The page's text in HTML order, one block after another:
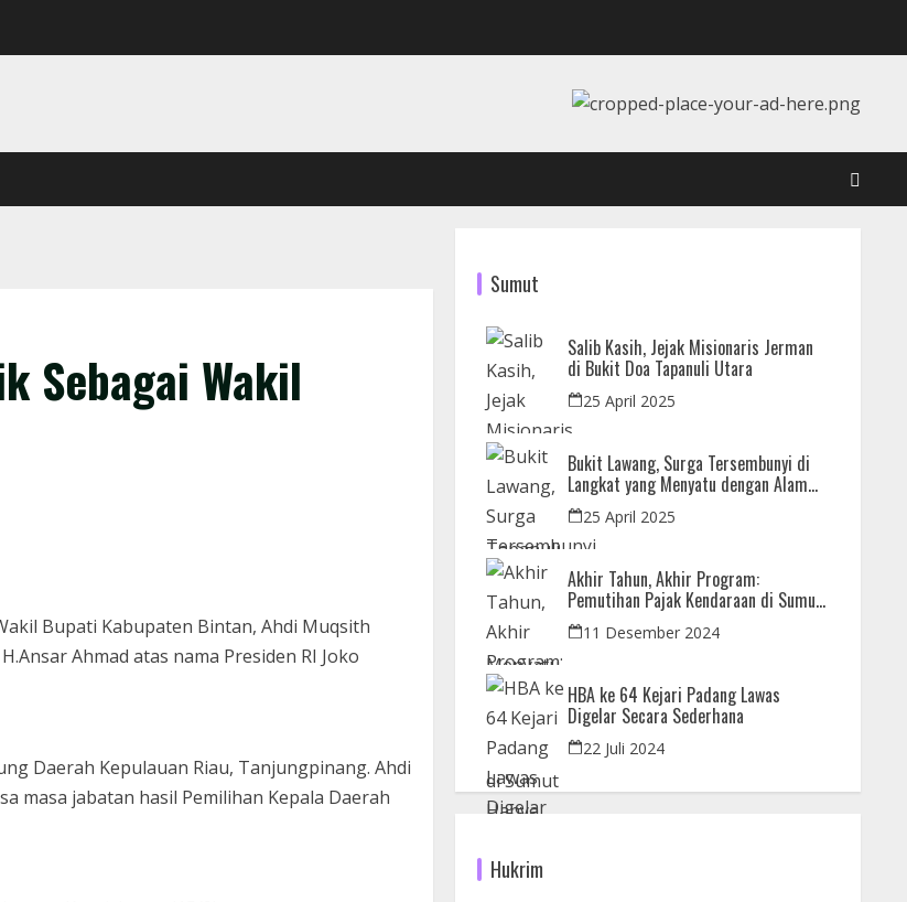
Sebagai Wakil
Bupati Kabupaten Bintan, Ahdi Muqsith
Ahmad atas nama Presiden RI Joko
Daerah Kepulauan Riau, Tanjungpinang. Ahdi
masa jabatan hasil Pemilihan Kepala Daerah
Sumut
Salib Kasih, Jejak Misionaris Jerman
di Bukit Doa Tapanuli Utara
25 April 2025
Bukit Lawang, Surga Tersembunyi di
Langkat yang Menyatu dengan Alam
dan Orangutan
25 April 2025
Akhir Tahun, Akhir Program:
Pemutihan Pajak Kendaraan di Sumut
Hanya Sampai 31 Desember
11 Desember 2024
HBA ke 64 Kejari Padang Lawas
Digelar Secara Sederhana
22 Juli 2024
Hukrim